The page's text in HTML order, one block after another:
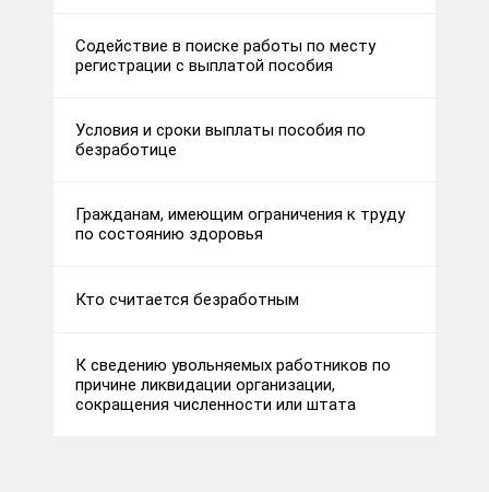
Содействие в поиске работы по месту
регистрации с выплатой пособия
Условия и сроки выплаты пособия по
безработице
Гражданам, имеющим ограничения к труду
по состоянию здоровья
Кто считается безработным
К сведению увольняемых работников по
причине ликвидации организации,
сокращения численности или штата